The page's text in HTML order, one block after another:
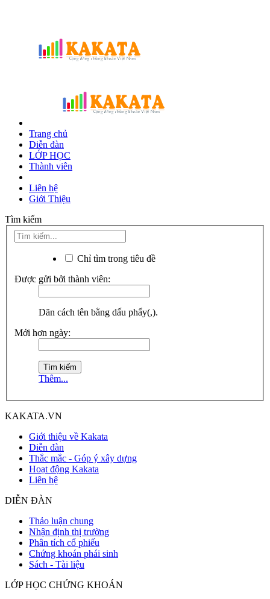
Trang chủ
Diễn đàn
LỚP HỌC
Thành viên
Liên hệ
Giới Thiệu
Tìm kiếm
Chỉ tìm trong tiêu đề
Được gửi bởi thành viên:
Dãn cách tên bằng dấu phẩy(,).
Mới hơn ngày:
Thêm...
KAKATA.VN
Giới thiệu về Kakata
Diễn đàn
Thắc mắc - Góp ý xây dựng
Hoạt động Kakata
Liên hệ
DIỄN ĐÀN
Thảo luận chung
Nhận định thị trường
Phân tích cổ phiếu
Chứng khoán phái sinh
Sách - Tài liệu
LỚP HỌC CHỨNG KHOÁN